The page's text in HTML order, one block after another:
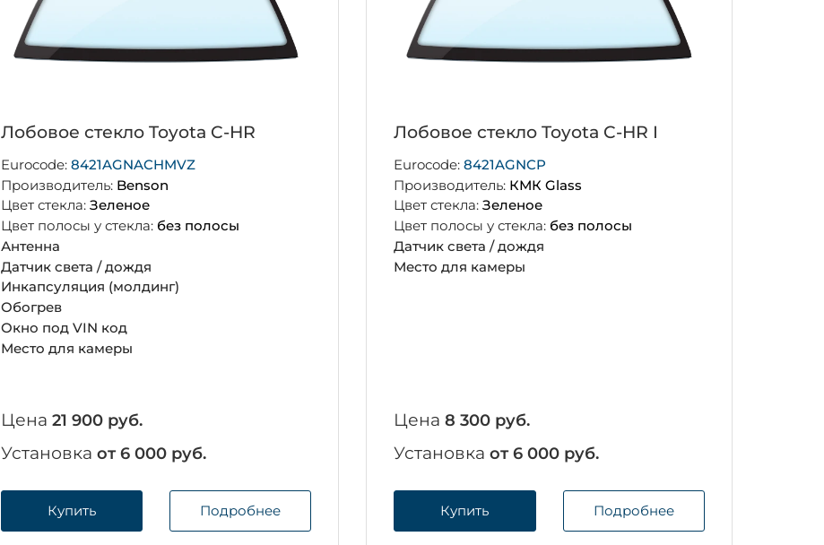
Лобовое стекло Toyota C-HR
Eurocode: 8421AGNACHMVZ
Производитель: Benson
Цвет стекла: Зеленое
Цвет полосы у стекла: без полосы
Антенна
Датчик света / дождя
Инкапсуляция (молдинг)
Обогрев
Окно под VIN код
Место для камеры
Цена 21 900 руб.
Установка от 6 000 руб.
Купить Подробнее
Лобовое стекло Toyota C-HR I
Eurocode:8421AGNCP
Производитель: КМК Glass
Цвет стекла:Зеленое
Цвет полосы у стекла: без полосы
Датчик света / дождя
Место для камеры
Цена8 300 руб.
Установкаот 6 000 руб.
Купить Подробнее